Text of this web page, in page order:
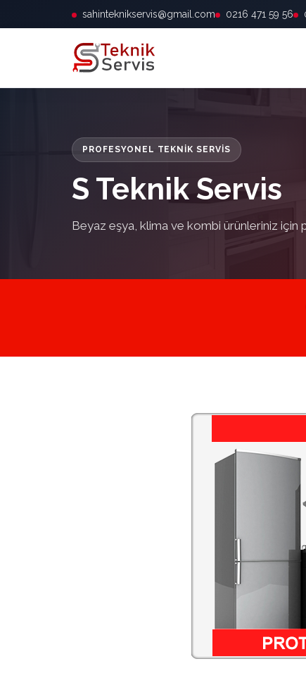
sahinteknikservis@gmail.com 0216 471 59 56
PROFESYONEL TEKNIK SERVIS
S Teknik Servis
Beyaz eşya, klima ve kombi ürünleriniz